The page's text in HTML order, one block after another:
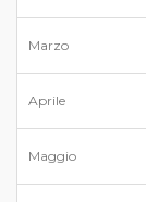
Marzo
Aprile
Maggio